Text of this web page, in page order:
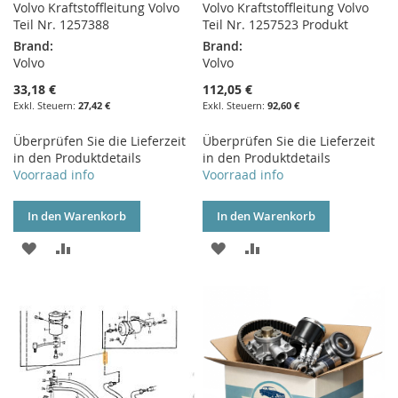
Volvo Kraftstoffleitung Volvo
Teil Nr. 1257388
Brand:
Volvo
33,18 €
27,42 €
Überprüfen Sie die Lieferzeit
in den Produktdetails
Voorraad info
In den Warenkorb
ZUR
HINZUFÜGEN
HINZUFÜGEN
Volvo Kraftstoffleitung Volvo
Teil Nr. 1257523 Produkt
Brand:
Volvo
112,05 €
92,60 €
Überprüfen Sie die Lieferzeit
in den Produktdetails
Voorraad info
In den Warenkorb
ZUR